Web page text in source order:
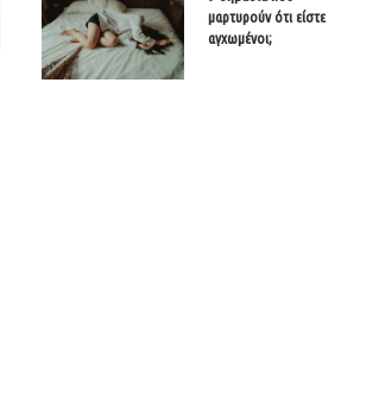
μαρτυρούν ότι είστε
αγχωμένοι;